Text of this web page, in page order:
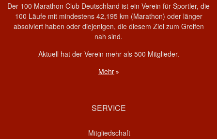
Der 100 Marathon Club Deutschland ist ein Verein für Sportler, die
100 Läufe mit mindestens 42,195 km (Marathon) oder länger
absolviert haben oder diejenigen, die diesem Ziel zum Greifen
nah sind.
Aktuell hat der Verein mehr als 500 Mitglieder.
Mehr
SERVICE
Mitgliedschaft